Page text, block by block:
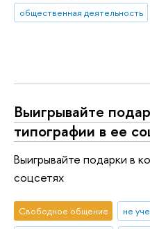
общественная деятельность
Выигрывайте
типографии в ее
Выигрывайте подарки в
соцсетях
Свободное общение не